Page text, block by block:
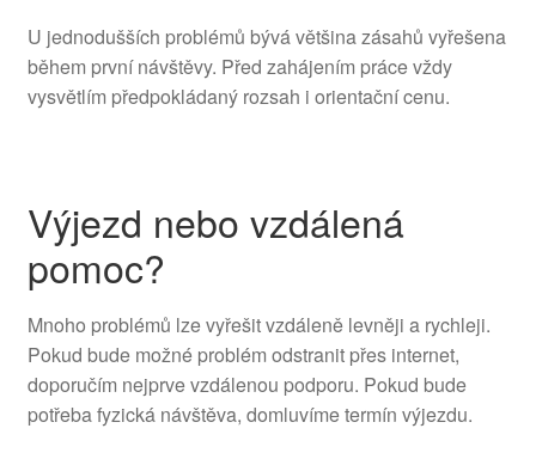
U jednodušších problémů bývá většina zásahů vyřešena
během první návštěvy. Před zahájením práce vždy
vysvětlím předpokládaný rozsah i orientační cenu.
Výjezd nebo vzdálená
pomoc?
Mnoho problémů lze vyřešit vzdáleně levněji a rychleji.
Pokud bude možné problém odstranit přes internet,
doporučím nejprve vzdálenou podporu. Pokud bude
potřeba fyzická návštěva, domluvíme termín výjezdu.